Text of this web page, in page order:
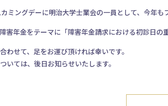
ミングデーに明治大学士業会の一員として、今年も
害年金をテーマに「障害年金請求における初診日
わせて、足をお運び頂ければ幸いです。
いては、後日お知らせいたします。